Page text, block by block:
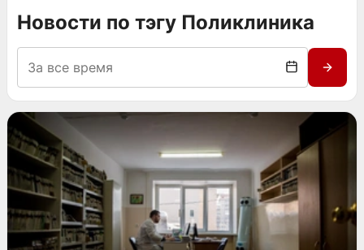
Новости по тэгу Поликлиника